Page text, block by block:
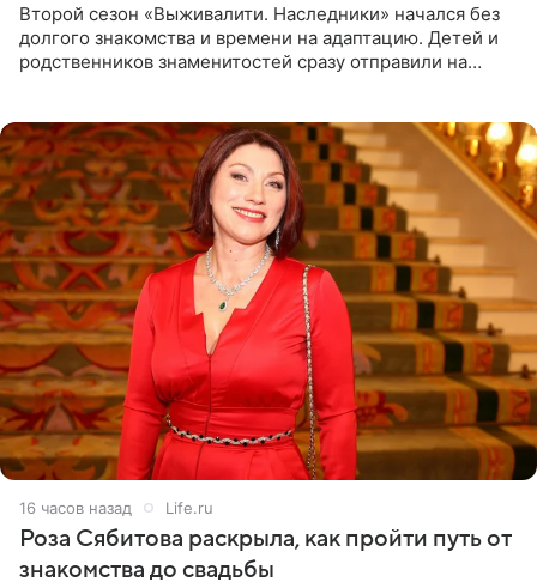
Второй сезон «Выживалити. Наследники» начался без
долгого знакомства и времени на адаптацию. Детей и
родственников знаменитостей сразу отправили на
16 часов назад Life.ru
Роза Сябитова раскрыла, как пройти путь от
знакомства до свадьбы